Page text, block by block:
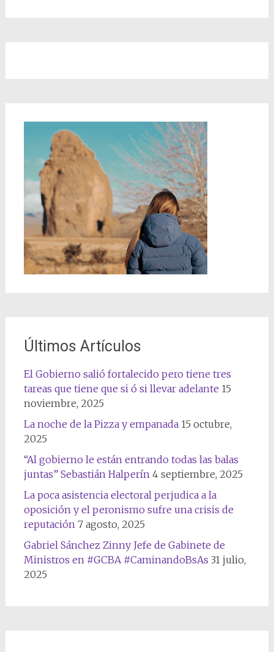
Últimos Artículos
El Gobierno salió fortalecido pero tiene tres
tareas que tiene que si ó si llevar adelante 15
noviembre, 2025
La noche de la Pizza y empanada 15 octubre,
2025
“Al gobierno le están entrando todas las balas
juntas” Sebastián Halperín 4 septiembre, 2025
La poca asistencia electoral perjudica a la
oposición y el peronismo sufre una crisis de
reputación 7 agosto, 2025
Gabriel Sánchez Zinny Jefe de Gabinete de
Ministros en #GCBA #CaminandoBsAs 31 julio,
2025